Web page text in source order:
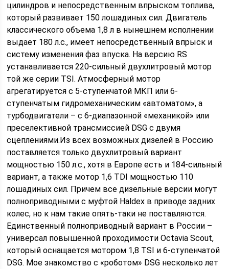
цилиндров и непосредственным впрыском топлива,
который развивает 150 лошадиных сил. Двигатель
классического объема 1,8 л в нынешнем исполнении
выдает 180 л.с., имеет непосредственный впрыск и
систему изменения фаз впуска. На версию RS
устанавливается 220-сильный двухлитровый мотор
той же серии TSI. Атмосферный мотор
агрегатируется с 5-ступенчатой МКП или 6-
ступенчатым гидромеханическим «автоматом», а
турбодвигатели – с 6-диапазонной «механикой» или
преселективной трансмиссией DSG с двумя
сцеплениями.Из всех возможных дизелей в Россию
поставляется только двухлитровый вариант
мощностью 150 л.с., хотя в Европе есть и 184-сильный
вариант, а также мотор 1,6 TDI мощностью 110
лошадиных сил. Причем все дизельные версии могут
полноприводными с муфтой Haldex в приводе задних
колес, но к нам такие опять-таки не поставляются.
Единственный полноприводный вариант в России –
универсал повышенной проходимости Octavia Scout,
который оснащается мотором 1,8 TSI и 6-ступенчатой
DSG. Мое знакомство с «роботом» DSG несколько лет